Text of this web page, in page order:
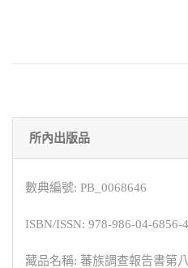
所內出版品
數典編號: PB_0068646
ISBN/ISSN: 978-986-04-6856-
藏品名稱: 蕃族調查報告書第